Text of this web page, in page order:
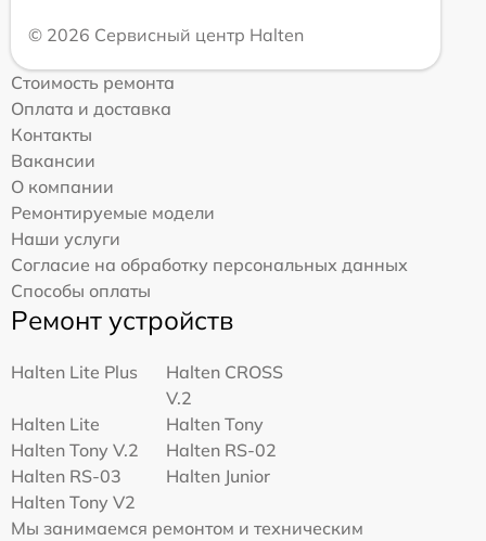
© 2026 Сервисный центр Halten
Стоимость ремонта
Оплата и доставка
Контакты
Вакансии
О компании
Ремонтируемые модели
Наши услуги
Согласие на обработку персональных данных
Способы оплаты
Ремонт устройств
Halten Lite Plus
Halten CROSS
V.2
Halten Lite
Halten Tony
Halten Tony V.2
Halten RS-02
Halten RS-03
Halten Junior
Halten Tony V2
Мы занимаемся ремонтом и техническим